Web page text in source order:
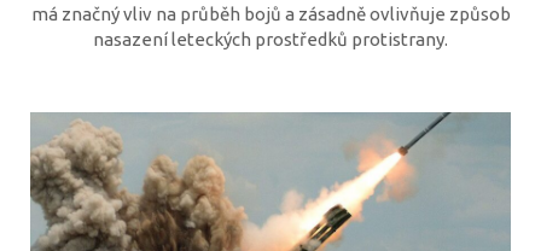
má značný vliv na průběh bojů a zásadně ovlivňuje způsob
nasazení leteckých prostředků protistrany.